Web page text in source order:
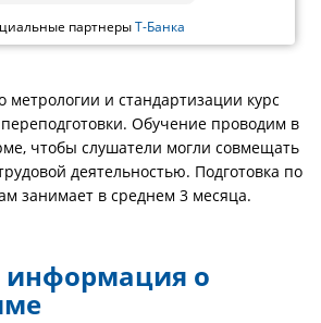
партнерыТ-Банка
метрологии и стандартизации курс
Обучение проводим в
чтобы слушатели могли совмещать
деятельностью. Подготовка по
занимает в среднем 3 месяца.
информация о